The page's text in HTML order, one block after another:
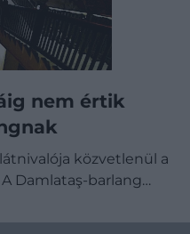
nem értik
közvetlenül a
Damlataş-barlang…